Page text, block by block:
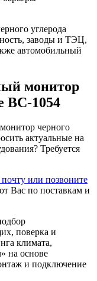
углерода
заводы и ТЭЦ,
автомобильный
монитор
BC-1054
черного
актуальные на
Требуется
или позвоните
Вас по поставкам и
поверка и
климата,
на основе
и подключение